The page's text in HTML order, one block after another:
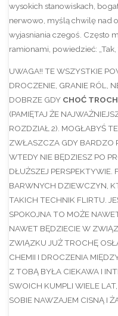
wysokich stanowiskach,
nerwowo, myślą chwilę nad
wyjasniania czegoś. Często
ramionami, powiedzieć: „Tak,
UWAGA!! TE WSZYSTKIE
DROCZENIE, GRANIE RÓL,
DOBRZE GDY CHOĆ
(PAMIĘTAJ ŻE
ROZDZIAŁ 2). MOGŁABYŚ
ZWŁASZCZA GDY BARDZO
WTEDY NIE BĘDZIESZ PO
DŁUŻSZEJ PERSPEKTYWIE.
BARWNYCH DZIEWCZYN,
TAKICH TECHNIK FLIRTU.
SPOKOJNA TO MOŻE
NAWET BĘDZIECIE W
ZWIĄZKU JUŻ TROCHĘ
CHEMII I DROCZENIA
Z TOBĄ BYŁA CIEKAWA I
SWOICH KUMPLI WIELE
SOBIE NAWZAJEM CISNĄ I